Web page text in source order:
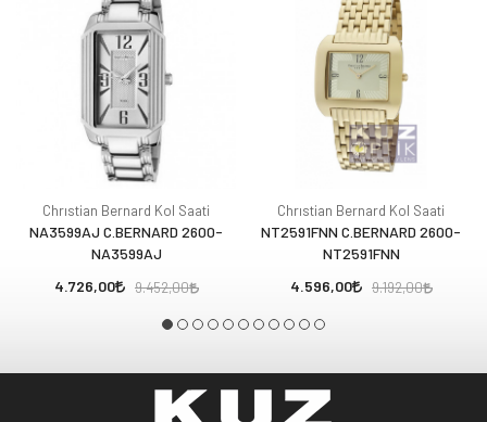
Chrıstian Bernard Kol Saati
NA3599AJ C.BERNARD 2600-
NA3599AJ
4.726,00
9.452,00
Chrıstian Bernard Kol Saati
NT2591FNN C.BERNARD 2600-
NT2591FNN
4.596,00
9.192,00